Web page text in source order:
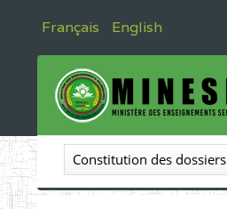
Français English
Constitution des dossiers